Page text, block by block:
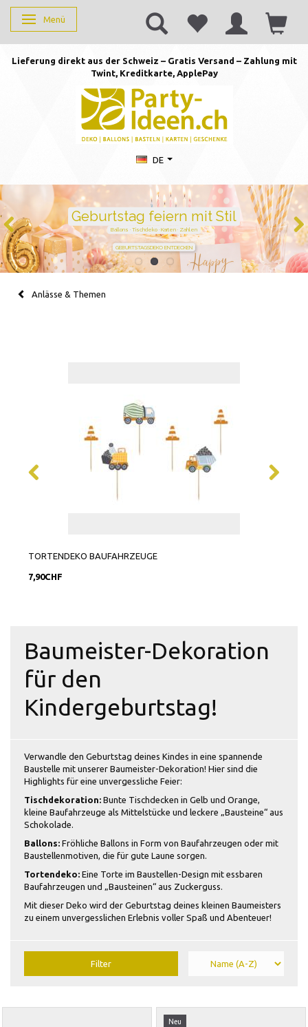
Anzeige ändern
Menü
Lieferung direkt aus der Schweiz – Gratis Versand – Zahlung mit
Twint, Kreditkarte, ApplePay
DE
Geburtstag feiern mit Stil
Ballons · Tischdeko · Karten · Zahlen
GEBURTSTAGSDEKO ENTDECKEN
Anlässe & Themen
TORTENDEKO BAUFAHRZEUGE
7,90CHF
Baumeister-Dekoration
für den
Kindergeburtstag!
Verwandle den Geburtstag deines Kindes in eine spannende
Baustelle mit unserer Baumeister-Dekoration! Hier sind die
Highlights für eine unvergessliche Feier:
Tischdekoration: Bunte Tischdecken in Gelb und Orange,
kleine Baufahrzeuge als Mittelstücke und leckere „Bausteine“ aus
Schokolade.
Ballons: Fröhliche Ballons in Form von Baufahrzeugen oder mit
Baustellenmotiven, die für gute Laune sorgen.
Tortendeko: Eine Torte im Baustellen-Design mit essbaren
Baufahrzeugen und „Bausteinen“ aus Zuckerguss.
Mit dieser Deko wird der Geburtstag deines kleinen Baumeisters
zu einem unvergesslichen Erlebnis voller Spaß und Abenteuer!
Filter
Neu